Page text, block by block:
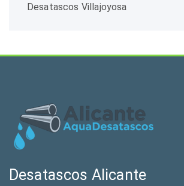
Desatascos Villajoyosa
Desatascos Alicante